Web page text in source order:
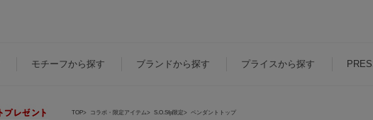
モチーフ から探す ブランド から探す プライス から探す
TOP コラボ・限定アイテム S.O.Sfp限定 ペンダントトップ